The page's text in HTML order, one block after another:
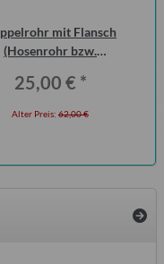
mit Flansch
(Hosenrohr bzw.
(ohne KAT)
25,00 € *
Alter Preis: 62,00 €